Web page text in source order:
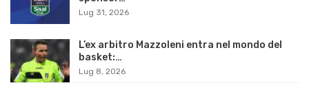
Lug 31, 2026
L’ex arbitro Mazzoleni entra nel mondo del
basket:…
Lug 8, 2026